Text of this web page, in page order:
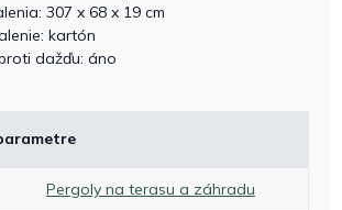
307 x 68 x 19 cm
kartón
dažďu: áno
Pergoly na terasu a záhradu